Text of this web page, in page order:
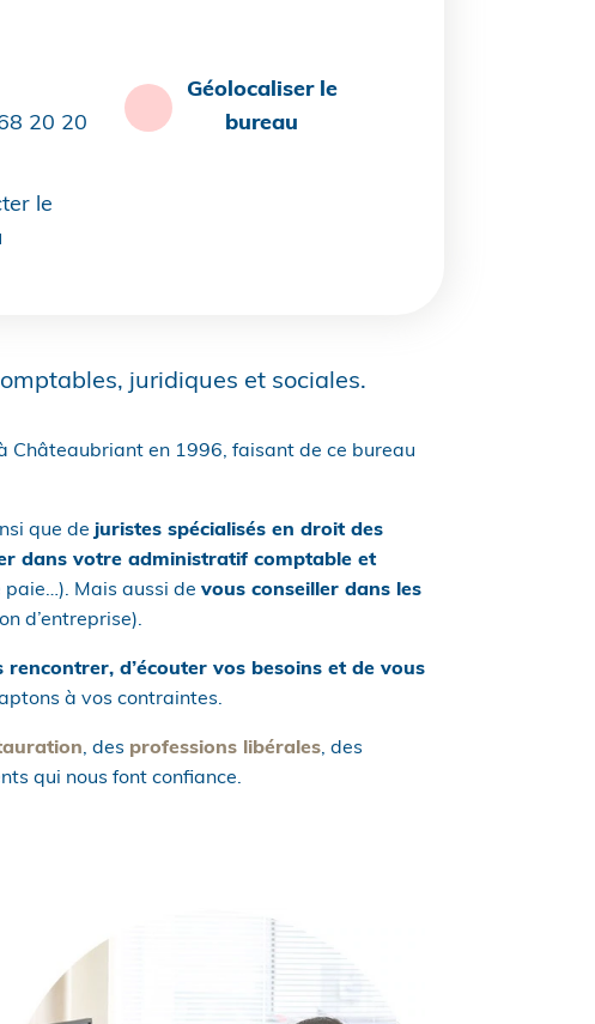
20 20
le
Géolocaliser le
bureau
juridiques et sociales.
Châteaubriant en 1996, faisant de ce bureau
que de juristes spécialisés en droit des
dans votre administratif comptable et
Mais aussi de vous conseiller dans les
d’entreprise).
rencontrer, d’écouter vos besoins et de vous
à vos contraintes.
, des professions libérales, des
qui nous font confiance.